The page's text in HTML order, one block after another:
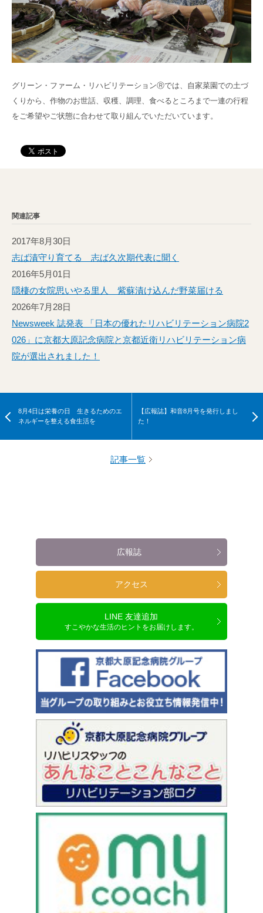
グリーン・ファーム・リハビリテーションⓇでは、自家菜園での土づ
くりから、作物のお世話、収穫、調理、食べるところまで一連の行程
をご希望やご状態に合わせて取り組んでいただいています。
関連記事
2017年8月30日
志ば漬守り育てる 志ば久次期代表に聞く
2016年5月01日
隠棲の女院思いやる里人 紫蘇漬け込んだ野菜届ける
2026年7月28日
Newsweek 誌発表 「日本の優れたリハビリテーション病院2
026」に京都大原記念病院と京都近衛リハビリテーション病
院が選出されました！
8月4日は栄養の日 生きるためのエ
ネルギーを整える食生活を
【広報誌】和音8月号を発行しまし
た！
記事一覧
広報誌
アクセス
LINE 友達追加
すこやかな生活のヒントをお届けします。